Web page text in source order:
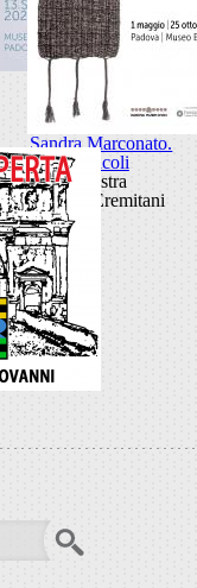
Sandra Marconato.
Oracoli
Mostra
Museo Eremitani